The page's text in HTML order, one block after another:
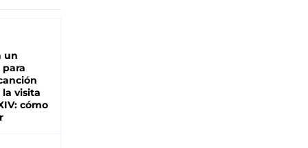
un
para
visita
cómo